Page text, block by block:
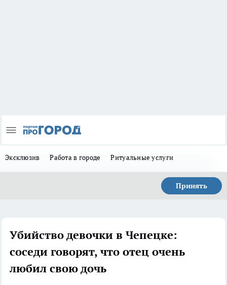
Эксклюзив Работа в городе Ритуальные услуги
Принять
Убийство девочки в Чепецке:
соседи говорят, что отец очень
любил свою дочь